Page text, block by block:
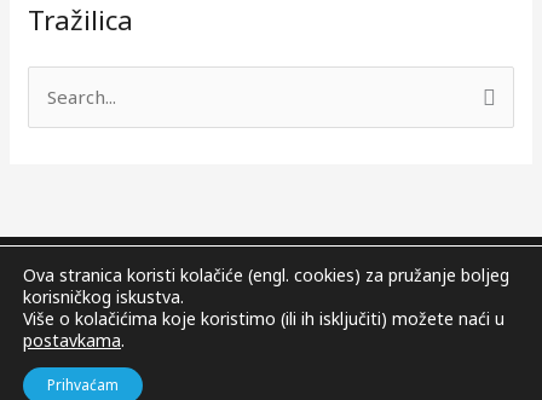
Tražilica
c
h
f
o
r
Sva prava pridržana © 2026. Atletski klub Virovitica.
Ova stranica koristi kolačiće (engl. cookies) za pružanje boljeg
korisničkog iskustva.
Više o kolačićima koje koristimo (ili ih isključiti) možete naći u
postavkama.
Prihvaćam